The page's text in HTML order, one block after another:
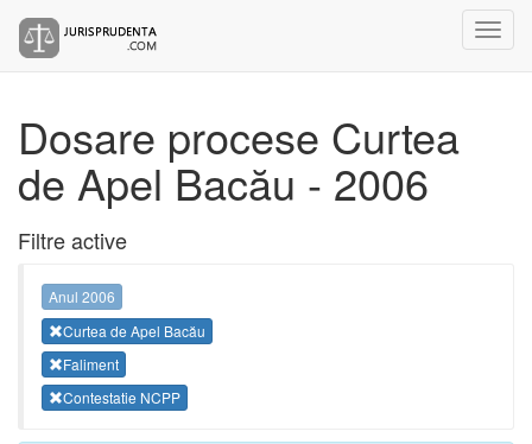
Dosare procese Curtea
de Apel Bacău - 2006
Filtre active
Anul 2006
Curtea de Apel Bacău
Faliment
Contestatie NCPP